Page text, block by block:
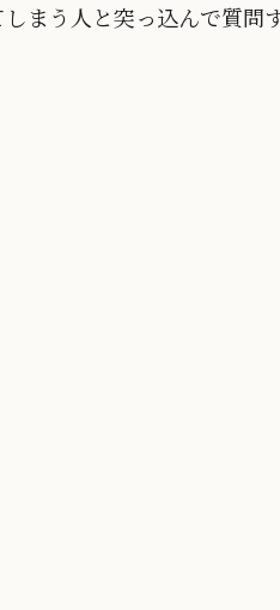
まう人と突っ込んで質問